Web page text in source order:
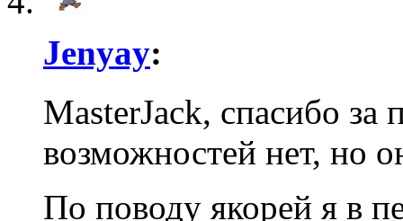
Jenyay:
MasterJack, спасибо за
возможностей нет, но
По поводу якорей я в